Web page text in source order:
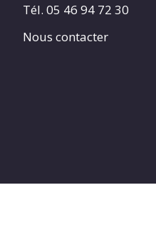
Tél. 05 46 94 72 30
Nous contacter